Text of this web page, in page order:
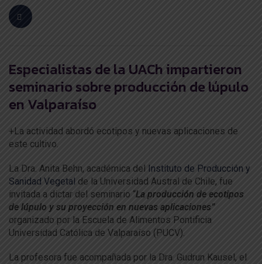
Especialistas de la UACh impartieron
seminario sobre producción de lúpulo
en Valparaíso
+La actividad abordó ecotipos y nuevas aplicaciones de
este cultivo.
La Dra. Anita Behn, académica del
Instituto de Producción y
Sanidad Vegetal de la Universidad Austral de Chile, fue
invitada a dictar del seminario “La producción de ecotipos
de lúpulo y su proyección en nuevas aplicaciones”
organizado por la Escuela de Alimentos Pontificia
Universidad Católica de Valparaíso (PUCV).
La profesora fue acompañada por la Dra. Gudrun Kausel, el